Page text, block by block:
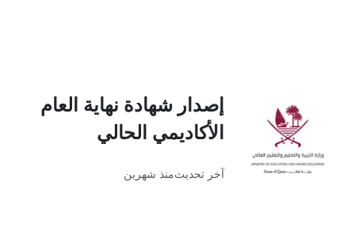
إصدار شهادة نهاية العام
الأكاديمي الحالي
آخر تحديثمنذ شهرين